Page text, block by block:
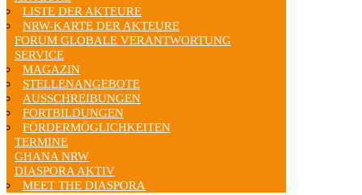
LISTE DER AKTEURE
NRW-KARTE DER AKTEURE
FORUM GLOBALE VERANTWORTUNG
SERVICE
MAGAZIN
STELLENANGEBOTE
AUSSCHREIBUNGEN
FORTBILDUNGEN
FÖRDERMÖGLICHKEITEN
TERMINE
GHANA NRW
DIASPORA AKTIV
MEET THE DIASPORA